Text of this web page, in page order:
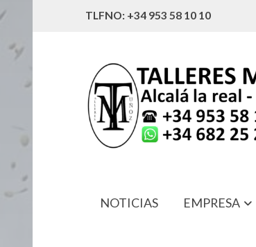
TLFNO: +34 953 58 10 10
NOTICIAS EMPRESA
4519740016 KIT BRIDA